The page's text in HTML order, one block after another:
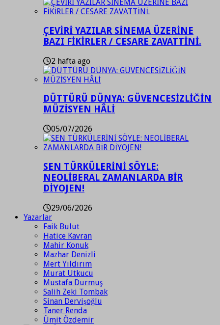
ÇEVİRİ YAZILAR SİNEMA ÜZERİNE
BAZI FİKİRLER / CESARE ZAVATTİNİ.
2 hafta ago
DÜTTÜRÜ DÜNYA: GÜVENCESİZLİĞİN
MÜZİSYEN HÂLİ
05/07/2026
SEN TÜRKÜLERİNİ SÖYLE:
NEOLİBERAL ZAMANLARDA BİR
DİYOJEN!
29/06/2026
Yazarlar
Faik Bulut
Hatice Kavran
Mahir Konuk
Mazhar Denizli
Mert Yıldırım
Murat Utkucu
Mustafa Durmuş
Salih Zeki Tombak
Sinan Dervişoğlu
Taner Renda
Ümit Özdemir